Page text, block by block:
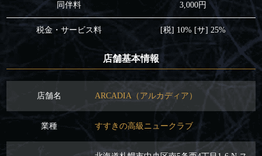
同伴料 3,000円
税金・サービス料 [税] 10% [サ] 25%
店舗基本情報
店舗名 ARCADIA（アルカディア）
業種 すすきの高級ニュークラブ